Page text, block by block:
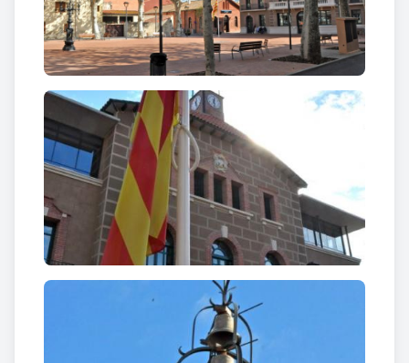
L’Ajuntament, juntament ambles Escoles de
Pàrvuls i l’Escorxador Municipalsón obres de
l’arquitecteJosep Domènech,
construïdes sota la
influencia delnoucentisme.L’edifici consistorial
compren tres cossos el principal més alt que els
laterals, amb coberta a doble vessant i coronat per
la torre del rellotge, afegida amb posterioritat.
L’edifici ha sofert al llarg dels anys diferents
remodelacions. A una de les últimes que es van
portar a terme sobre l’obra correspon l’aspecte que
presenta a l’actualitat l’edifici en l’acabat de la
façana i el sobrealçat tancat amb vidriera dels